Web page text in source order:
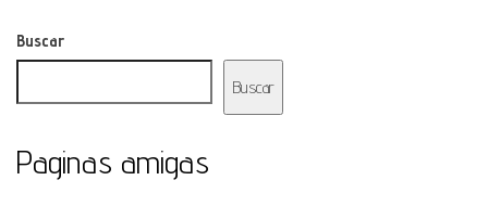
Buscar
Buscar
Paginas amigas